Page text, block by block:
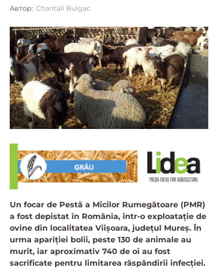
Автор: Chantali Bulgac
Un focar de Pestă a Micilor Rumegătoare (PMR)
a fost depistat în România, într-o exploatație de
ovine din localitatea Viișoara, județul Mureș. În
urma apariției bolii, peste 130 de animale au
murit, iar aproximativ 740 de oi au fost
sacrificate pentru limitarea răspândirii infecției.